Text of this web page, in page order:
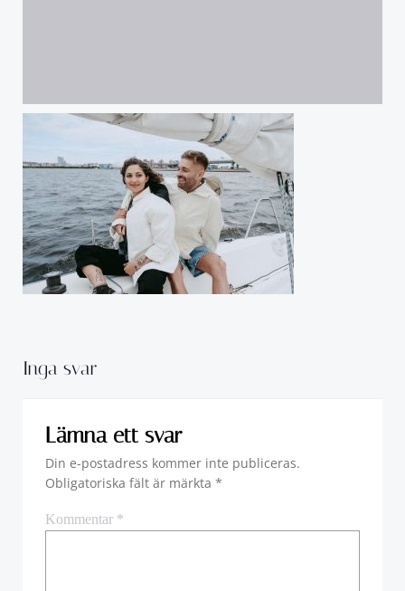
Inga svar
Lämna ett svar
Din e-postadress kommer inte publiceras.
Obligatoriska fält är märkta *
Kommentar *